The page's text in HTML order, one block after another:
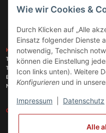
KONTAKT
Telefon:+49 (0)6074 816 08 0
Telefax:
+49 (0)6074 215 08 60
E-Mail:
info@meinhausgeraetedoc.de
Max Planck Str. 6 c, 63322 Rödermark
GESETZLICHE INFORMATIONEN
Wie wir Cookies &
Durch Klicken auf „Alle
Einsatz folgender Dienste
notwendig, Technisch
können die Einstellung
Icon links unten). Weitere
Konfigurieren und in
Impressum Datenschutz
Alle